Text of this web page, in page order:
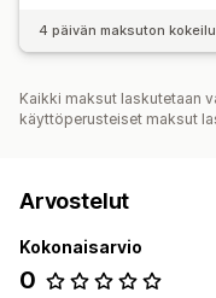
Monikielisyys
Evästeskanneri
Sääntely
4 päivän maksuton kokeilu
Kaikki maksut laskutetaan
käyttöperusteiset maksut
Arvostelut
Kokonaisarvio
0